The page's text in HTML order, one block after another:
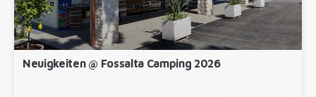
Neuigkeiten @ Fossalta Camping 2026